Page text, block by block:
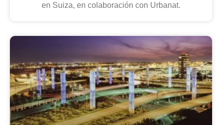
en Suiza, en colaboración con Urbanat.